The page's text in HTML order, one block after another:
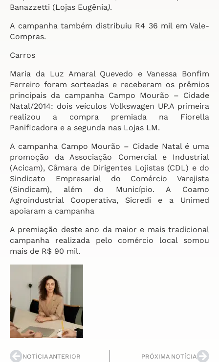
Banazzetti (Lojas Eugênia).
A campanha também distribuiu R4 36 mil em Vale-
Compras.
Carros
Maria da Luz Amaral Quevedo e Vanessa Bonfim
Ferreiro foram sorteadas e receberam os prêmios
principais da campanha Campo Mourão – Cidade
Natal/2014: dois veículos Volkswagen UP.A primeira
realizou a compra premiada na Fiorella
Panificadora e a segunda nas Lojas LM.
A campanha Campo Mourão – Cidade Natal é uma
promoção da Associação Comercial e Industrial
(Acicam), Câmara de Dirigentes Lojistas (CDL) e do
Sindicato Empresarial do Comércio Varejista
(Sindicam), além do Município. A Coamo
Agroindustrial Cooperativa, Sicredi e a Unimed
apoiaram a campanha
A premiação deste ano da maior e mais tradicional
campanha realizada pelo comércio local somou
mais de R$ 90 mil.
NOTÍCIA ANTERIOR PRÓXIMA NOTÍCIA